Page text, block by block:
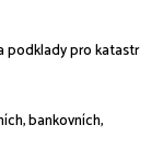
podklady pro katastr
bankovních,